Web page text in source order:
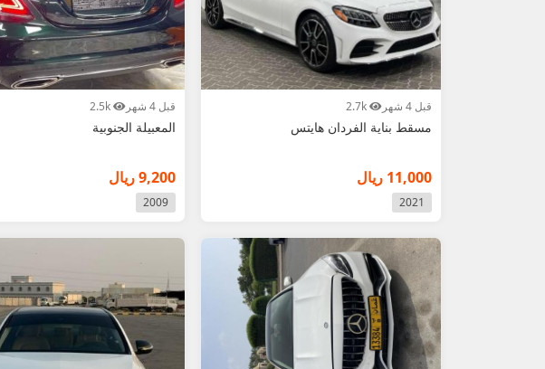
قبل 4 شهر
مسقط بناية الفردان هايتس
11,000 ريال
2021
قبل 4 شهر
المعبيلة الجنوبية
9,200 ريال
2009